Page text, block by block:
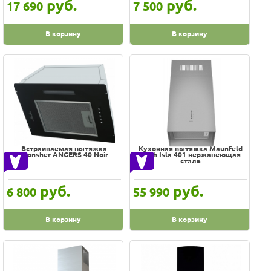
нержавеющая сталь + черное стекло
нержавеющая сталь, белое стекло
нержавеющая сталь/белое стекло
нержавеющая сталь/стекло
нержавеющая сталь/черное стекло
нержавеющая сталь/черный
нержавеющая сталь\белый
нержавеющая сталь\черный
нержавеющая сталь матовая
нержавеющая сталь полированная
песочное стекло/миндальное стекло
розовый
светло-серый керамогранит/нержавеющая сталь
17 690 руб.
В корзину
7 500 руб.
В корзину
Встраиваемая вытяжка
Monsher ANGERS 40 Noir
6 800 руб.
В корзину
Кухонная вытяжка Maunfeld
Bath Isla 401 нержавеющая
сталь
55 990 руб.
В корзину